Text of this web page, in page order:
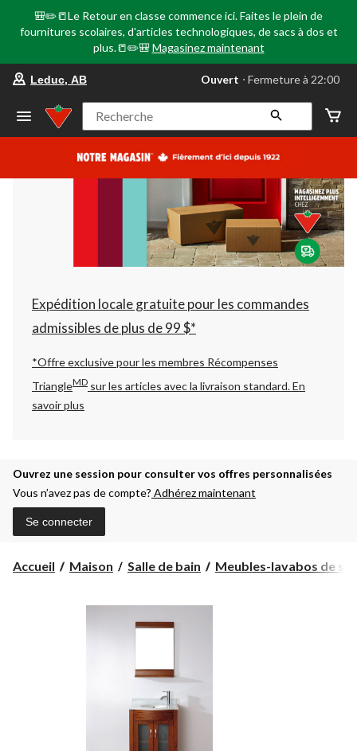
🎒✏️📒Le Retour en classe commence ici. Faites le plein de
fournitures scolaires, d'articles technologiques, de sacs à dos et
plus.📒✏️🎒 Magasinez maintenant
votre
préféré
Leduc,
AB,
courament
Fermeture
à
22:00
cliquer
pour
changer
Leduc, AB Ouvert ⋅ Fermeture à 22:00
Recherche
Expédition locale gratuite pour les commandes
admissibles de plus de 99 $*
*Offre exclusive pour les membres Récompenses
TriangleMD sur les articles avec la livraison standard.En
savoir plus
Ouvrez une session pour consulter vos offres personnalisées
Vous n’avez pas de compte? Adhérez maintenant
Se connecter
Accueil Maison Salle de bain Meubles-lavabos de